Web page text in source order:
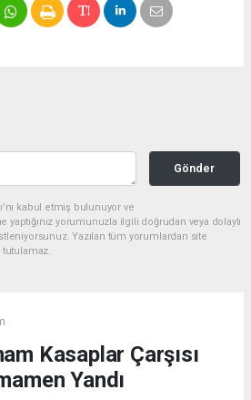
Gönder
kabul etmiş bulunuyor ve
yorumunuzla ilgili doğrudan veya dolaylı
Yazılan tüm yorumlardan site
Kasaplar Çarşısı
Yandı